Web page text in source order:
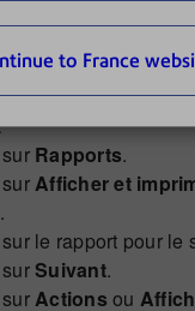
to France
surGérer les
Rapports.
Afficher et
.
le rapport pour le
Suivant.
Actions ou